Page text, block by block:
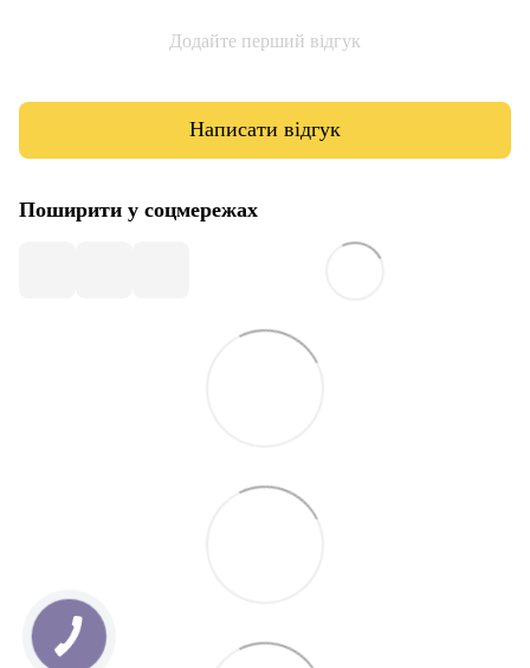
Додайте перший відгук
Написати відгук
Поширити у соцмережах